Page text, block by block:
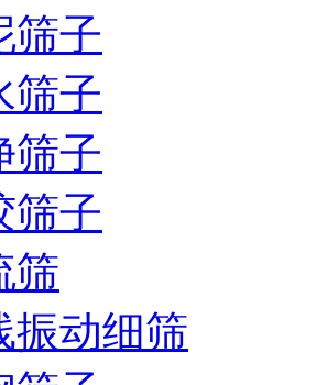
筛子
筛子
筛子
筛子
筛
振动细筛